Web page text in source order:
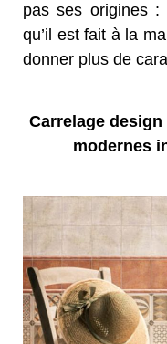
pas ses origines
qu’il est fait à la
donner plus de
Carrelage
modernes